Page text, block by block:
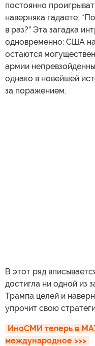
постоянно
наверняка гадаете:
в раз?” Эта загадка
одновременно: США
остаются
армии
однако в новейшей
за поражением.
В этот ряд
достигла ни одной из
Трампа целей и
упрочит свою
ИноСМИ теперь в
международное >>>